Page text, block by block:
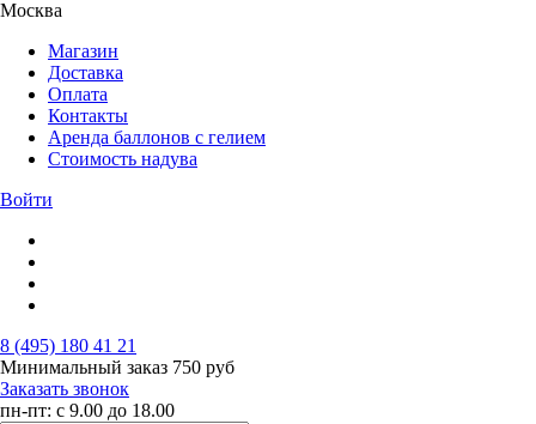
Москва
Магазин
Доставка
Оплата
Контакты
Аренда баллонов с гелием
Стоимость надува
Войти
8 (495) 180 41 21
Минимальный заказ 750 руб
Заказать звонок
пн-пт: с 9.00 до 18.00